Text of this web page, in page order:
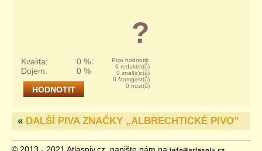
?
Kvalita: 0 %
Pivo hodnotili:
0 redaktor(ů)
0 znal(e)c(ů)
0 štamgast(ů)
0 host(ů)
Dojem: 0 %
« DALŠÍ PIVA ZNAČKY „ALBRECHTICKÉ PIVO”